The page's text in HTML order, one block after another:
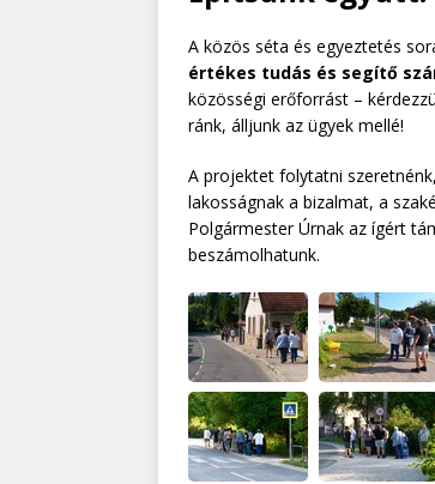
A közös séta és egyeztetés
értékes tudás és segítő
közösségi erőforrást –
ránk, álljunk az ügyek mellé!
A projektet folytatni
lakosságnak a bizalmat, a
Polgármester Úrnak az ígért
beszámolhatunk.